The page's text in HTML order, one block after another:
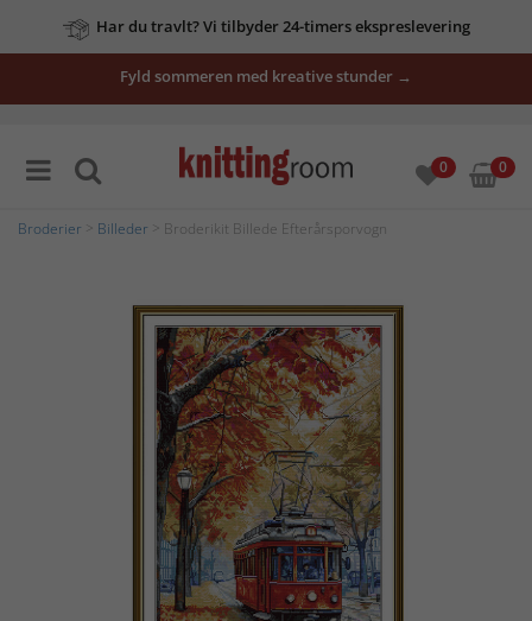
Har du travlt? Vi tilbyder 24-timers ekspreslevering
Fyld sommeren med kreative stunder →
0 0
Broderier Billeder > Broderikit Billede Efterårsporvogn